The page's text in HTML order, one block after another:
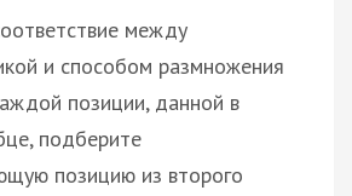
между
и способом размножения
позиции, данной в
подберите
позицию из второго